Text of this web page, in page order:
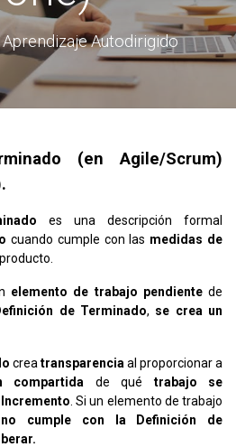
Autodirigido
(en Agile/Scrum)
es una descripción formal
cuando cumple con las medidas de
elemento de trabajo pendientede
de Terminado, se crea un
crea transparencia al proporcionar a
compartida de qué trabajo se
. Si un elemento de trabajo
no cumple con la Definición de